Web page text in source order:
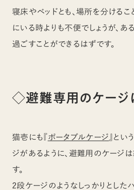
寝床やベッドとも、場所を分けるこ
にいる時よりも不便でしょうが、あ
過ごすことができるはずです。
◇避難専用のケージ
猫壱にも『ポータブルケージ 』と
ジがあるように、避難用のケージ
す。
2段ケージのようなしっかりとした